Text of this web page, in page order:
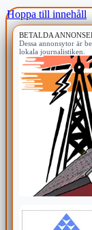
Hoppa till innehåll
BETALDA
Dessa annonsytor är
lokala journalistiken.